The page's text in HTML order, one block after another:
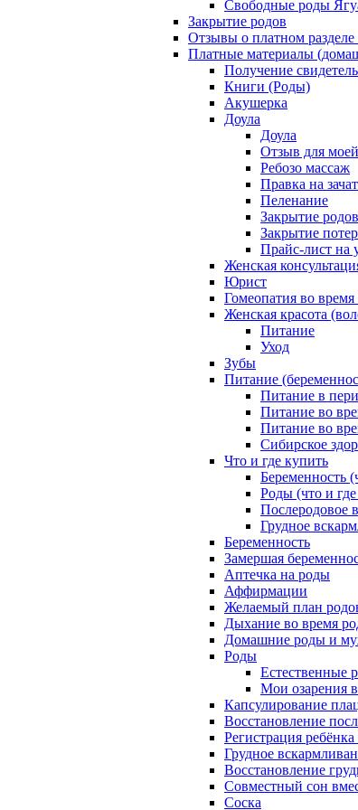
Свободные роды
Закрытие родов
Отзывы о платном
Платные материалы
Получение
Книги (Роды)
Акушерка
Доула
Доула
Отзыв для
Ребозо массаж
Правка на
Пеленание
Закрытие родов
Закрытие
Прайс-лист на
Женская
Юрист
Гомеопатия во
Женская красота
Питание
Уход
Зубы
Питание
Питание в
Питание во
Питание во
Сибирское
Что и где купить
Беременность
Роды (что и
Послеродовое
Грудное
Беременность
Замершая
Аптечка на роды
Аффирмации
Желаемый план
Дыхание во время
Домашние роды и
Роды
Естественные
Мои озарения
Капсулирование
Восстановление
Регистрация
Грудное
Восстановление
Совместный сон
Соска